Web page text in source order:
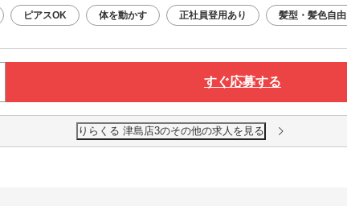
ピアスOK 体を動かす 正社員登用あり 髪型・髪色自由
すぐ応募する
りらくる 津島店3のその他の求人を見る